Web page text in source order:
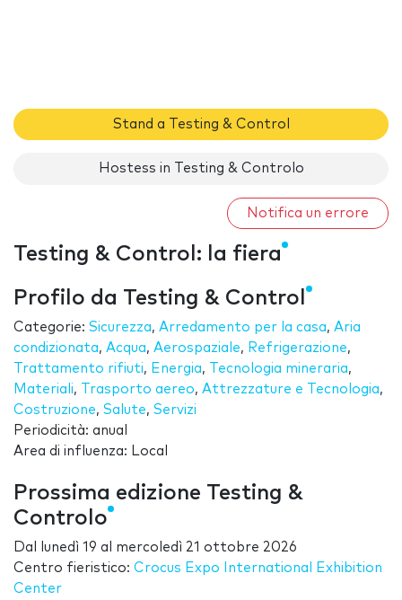
Stand a Testing & Control
Hostess in Testing & Controlo
Notifica un errore
Testing & Control: la fiera
Profilo da Testing & Control
Categorie: Sicurezza, Arredamento per la casa, Aria
condizionata, Acqua, Aerospaziale, Refrigerazione,
Trattamento rifiuti, Energia, Tecnologia mineraria,
Materiali, Trasporto aereo, Attrezzature e Tecnologia,
Costruzione, Salute, Servizi
Periodicità: anual
Area di influenza: Local
Prossima edizione Testing &
Controlo
Dal lunedì 19 al mercoledì 21 ottobre 2026
Centro fieristico: Crocus Expo International Exhibition
Center